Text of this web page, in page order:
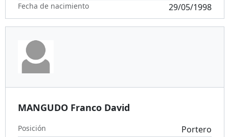
Fecha de nacimiento 29/05/1998
MANGUDO Franco David
Posición Portero